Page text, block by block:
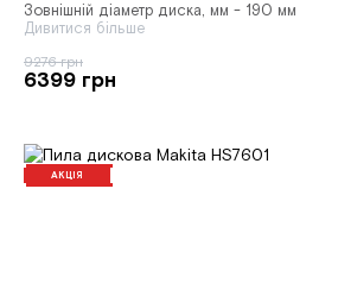
Зовнішній діаметр диска, мм - 190 мм
Дивитися більше
9276 грн
6399 грн
АКЦІЯ